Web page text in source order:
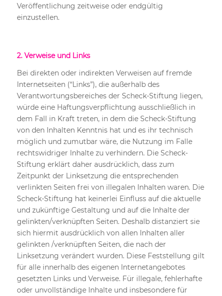
Veröffentlichung zeitweise oder endgültig
einzustellen.
2. Verweise und Links
Bei direkten oder indirekten Verweisen auf fremde
Internetseiten (“Links”), die außerhalb des
Verantwortungsbereiches der Scheck-Stiftung liegen,
würde eine Haftungsverpflichtung ausschließlich in
dem Fall in Kraft treten, in dem die Scheck-Stiftung
von den Inhalten Kenntnis hat und es ihr technisch
möglich und zumutbar wäre, die Nutzung im Falle
rechtswidriger Inhalte zu verhindern. Die Scheck-
Stiftung erklärt daher ausdrücklich, dass zum
Zeitpunkt der Linksetzung die entsprechenden
verlinkten Seiten frei von illegalen Inhalten waren. Die
Scheck-Stiftung hat keinerlei Einfluss auf die aktuelle
und zukünftige Gestaltung und auf die Inhalte der
gelinkten/verknüpften Seiten. Deshalb distanziert sie
sich hiermit ausdrücklich von allen Inhalten aller
gelinkten /verknüpften Seiten, die nach der
Linksetzung verändert wurden. Diese Feststellung gilt
für alle innerhalb des eigenen Internetangebotes
gesetzten Links und Verweise. Für illegale, fehlerhafte
oder unvollständige Inhalte und insbesondere für